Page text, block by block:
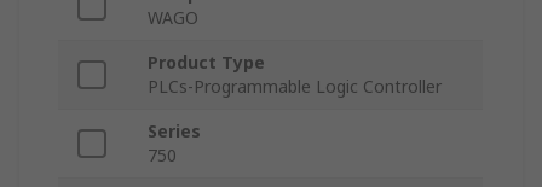
WAGO
Product Type
PLCs-Programmable Logic Controller
Series
750